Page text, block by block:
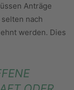
Anträge
nach
werden. Dies